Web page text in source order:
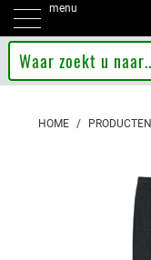
menu
HOME / PRODUCTEN